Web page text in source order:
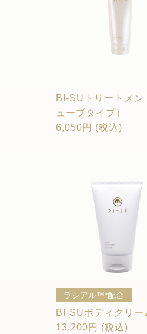
BI-SUトリートメン
ューブタイプ）
6,050円 (税込)
ラシアル™*配合
BI-SUボディクリー
13,200円 (税込)